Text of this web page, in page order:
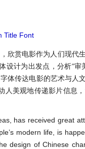
Title Font
欣赏电影作为人们现代
计为出发点，分析“
体传达电影的艺术与人
美观地传递影片信息
has received great
modern life, is
design of Chinese